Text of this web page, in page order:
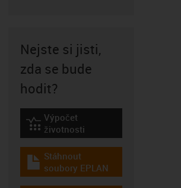
Nejste si jisti,
zda se bude
hodit?
igus-icon-lebensdauerrechner
Výpočet
životnosti
igus-icon-download-plan
Stáhnout
soubory EPLAN